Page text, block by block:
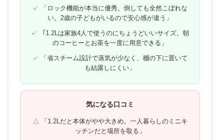
「ロック機能が本当に優秀。倒しても全然こぼれな
い。2歳の子どもがいるので安心感が違う」
「1.2Lは家族4人で使うのにちょうどいいサイズ。朝
のコーヒーとお茶を一度に用意できる」
「省スチーム設計で蒸気が少なく、棚の下に置いて
も結露しにくい」
気になる口コミ
「1.2Lだと本体がやや大きめ。一人暮らしのミニキ
ッチンだと場所を取る」